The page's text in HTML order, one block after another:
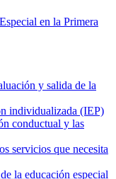
en la Primera
y salida de la
individualizada (IEP)
conductual y las
servicios que necesita
la educación especial